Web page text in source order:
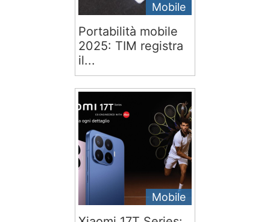
Mobile
Portabilità mobile
2025: TIM registra
il...
Mobile